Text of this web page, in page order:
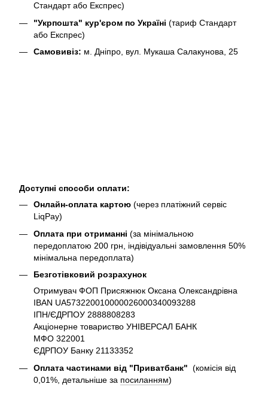
Стандарт або Експрес)
"Укрпошта" кур'єром по Україні (тариф Стандарт
або Експрес)
Самовивіз: м. Дніпро, вул. Мукаша Салакунова, 25
Доступні способи оплати:
Онлайн-оплата картою (через платіжний сервіс
LiqPay)
Оплата при отриманні (за мінімальною
передоплатою 200 грн, індівідуальні замовлення 50%
мінімальна передоплата)
Безготівковий розрахунок
Отримувач ФОП Присяжнюк Оксана Олександрівна
IBAN UA573220010000026000340093288
ІПН/ЄДРПОУ 2888808283
Акціонерне товариство УНІВЕРСАЛ БАНК
МФО 322001
ЄДРПОУ Банку 21133352
Оплата частинами від "Приватбанк" (комісія від
0,01%, детальніше за посиланням)